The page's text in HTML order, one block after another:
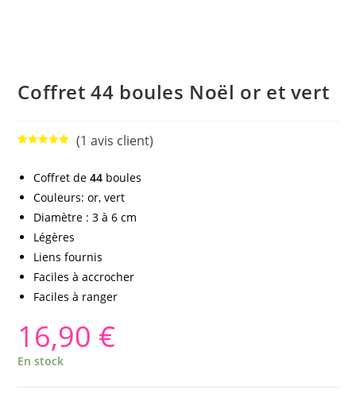
Coffret 44 boules Noël or et vert
basé sur
notation
client
(1 avis client)
Coffret de44 boules
Couleurs: or, vert
Diamètre : 3 à 6 cm
Légères
Liens fournis
Faciles à accrocher
Faciles à ranger
16,90 €
En stock